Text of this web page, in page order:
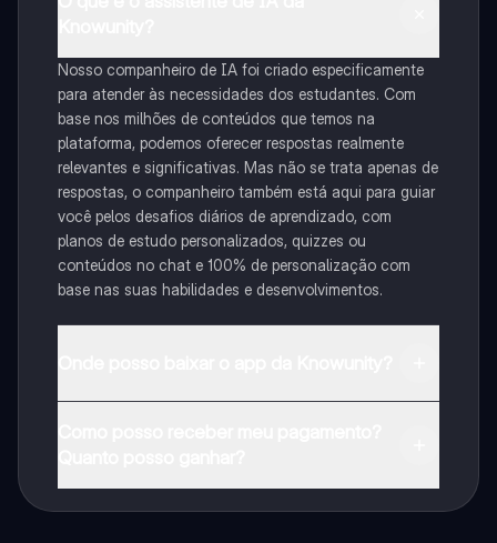
Nosso companheiro de IA foi criado especificamente
para atender às necessidades dos estudantes. Com
base nos milhões de conteúdos que temos na
plataforma, podemos oferecer respostas realmente
relevantes e significativas. Mas não se trata apenas de
respostas, o companheiro também está aqui para guiar
você pelos desafios diários de aprendizado, com
planos de estudo personalizados, quizzes ou
conteúdos no chat e 100% de personalização com
base nas suas habilidades e desenvolvimentos.